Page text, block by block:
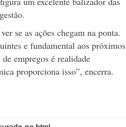
se as ações chegam na ponta.
e fundamental aos próximos
empregos é realidade
proporciona isso”, encerra.